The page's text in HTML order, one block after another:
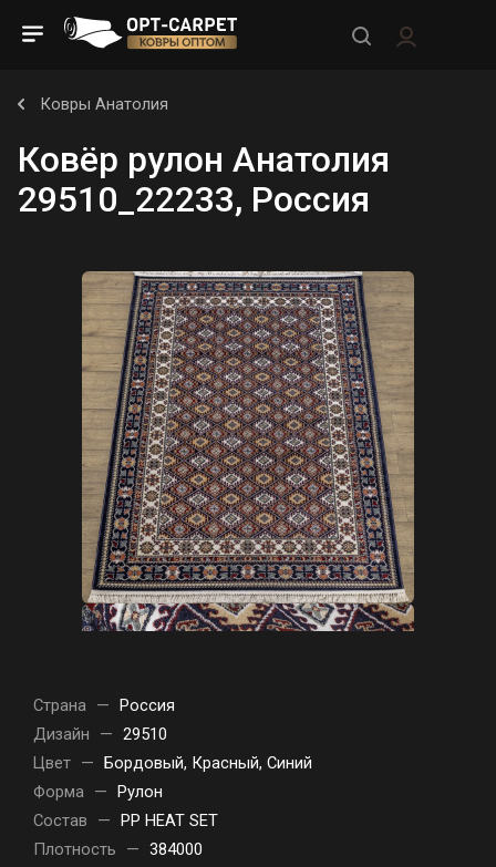
Ковры Анатолия
Ковёр рулон Анатолия
29510_22233, Россия
Страна — Россия
Дизайн
— 29510
Цвет — Бордовый, Красный, Синий
Форма — Рулон
Состав
— PP HEAT SET
Плотность
— 384000